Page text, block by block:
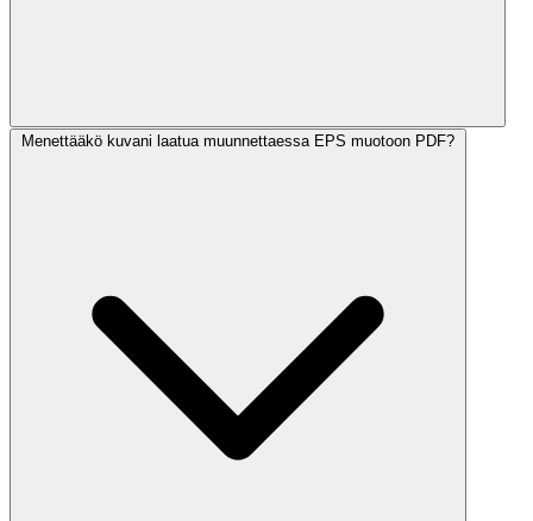
Menettääkö kuvani laatua muunnettaessa EPS muotoon PDF?